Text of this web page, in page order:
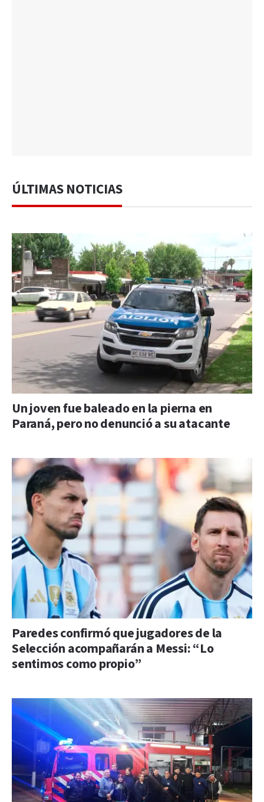
ÚLTIMAS NOTICIAS
Un joven fue baleado en la pierna en
Paraná, pero no denunció a su atacante
Paredes confirmó que jugadores de la
Selección acompañarán a Messi: “Lo
sentimos como propio”